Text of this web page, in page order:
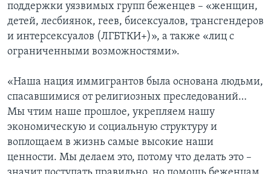
поддержки уязвимых групп беженцев – «женщин,
детей, лесбиянок, геев, бисексуалов, трансгендеров
и интерсексуалов (ЛГБТКИ+)», а также «лиц с
ограниченными возможностями».
«Наша нация иммигрантов была основана людьми,
спасавшимися от религиозных преследований…
Мы чтим наше прошлое, укрепляем нашу
экономическую и социальную структуру и
воплощаем в жизнь самые высокие наши
ценности. Мы делаем это, потому что делать это –